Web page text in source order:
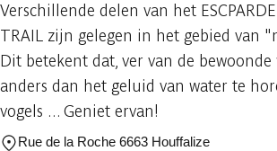
Verschillende delen van het
TRAIL zijn gelegen in het gebied van
Dit betekent dat, ver van de bewoonde
anders dan het geluid van water te
vogels ... Geniet ervan!
Rue de la Roche 6663 Houffalize